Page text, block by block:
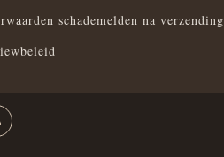
schademelden na verzending